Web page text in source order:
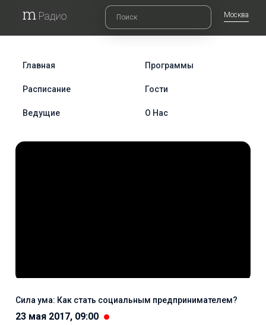
Москва
Главная Программы
Расписание Гости
Ведущие О Нас
Сила ума: Как стать социальным предпринимателем?
23 мая 2017, 09:00